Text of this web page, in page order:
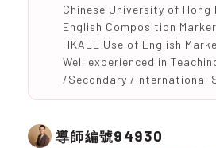
Chinese University of Hong
English Composition
HKALE Use of English
Well experienced in
/Secondary /International
導師編號94930